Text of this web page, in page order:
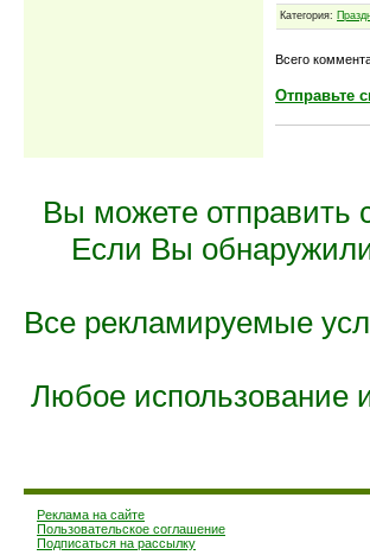
Категория:
Всего
Отправьте
Вы можете отправить
Если Вы
Все рекламируемые
Любое использование
Реклама на сайте
Пользовательское соглашение
Подписаться на рассылку